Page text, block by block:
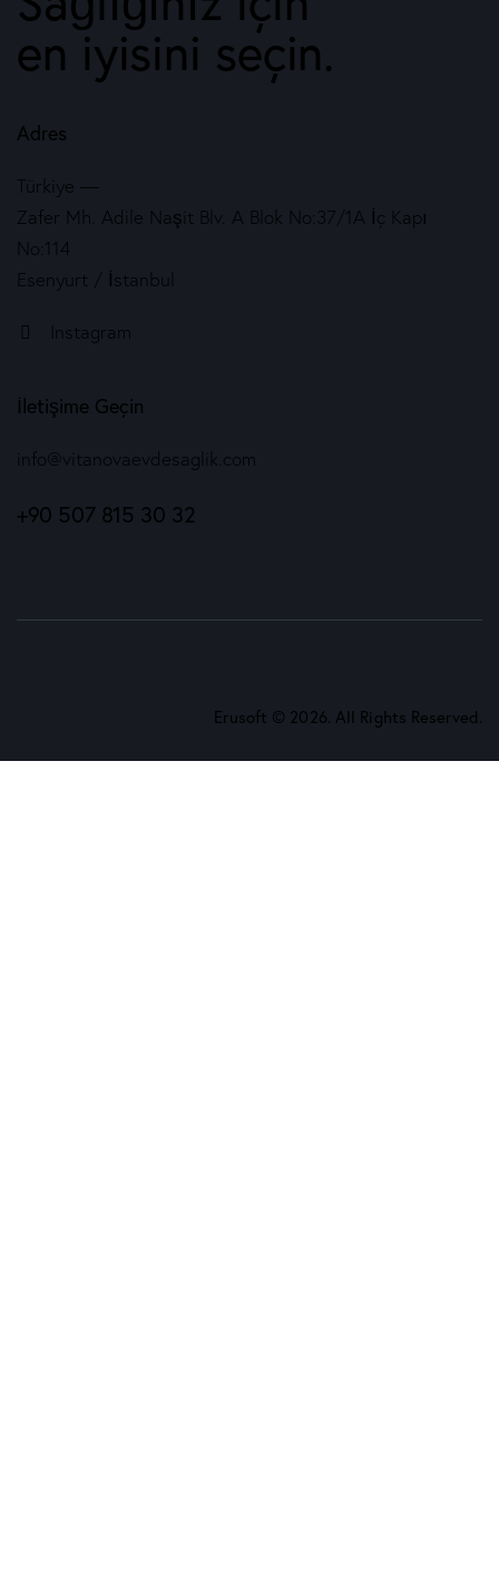
en iyisini seçin.
Adres
Türkiye —
Zafer Mh. Adile Naşit Blv. A Blok No:37/1A İç Kapı
No:114
Esenyurt / İstanbul
Instagram
İletişime Geçin
info@vitanovaevdesaglik.com
+90 507 815 30 32
Erusoft © 2026. All Rights Reserved.